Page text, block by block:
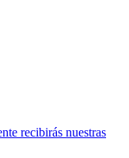
recibirás nuestras